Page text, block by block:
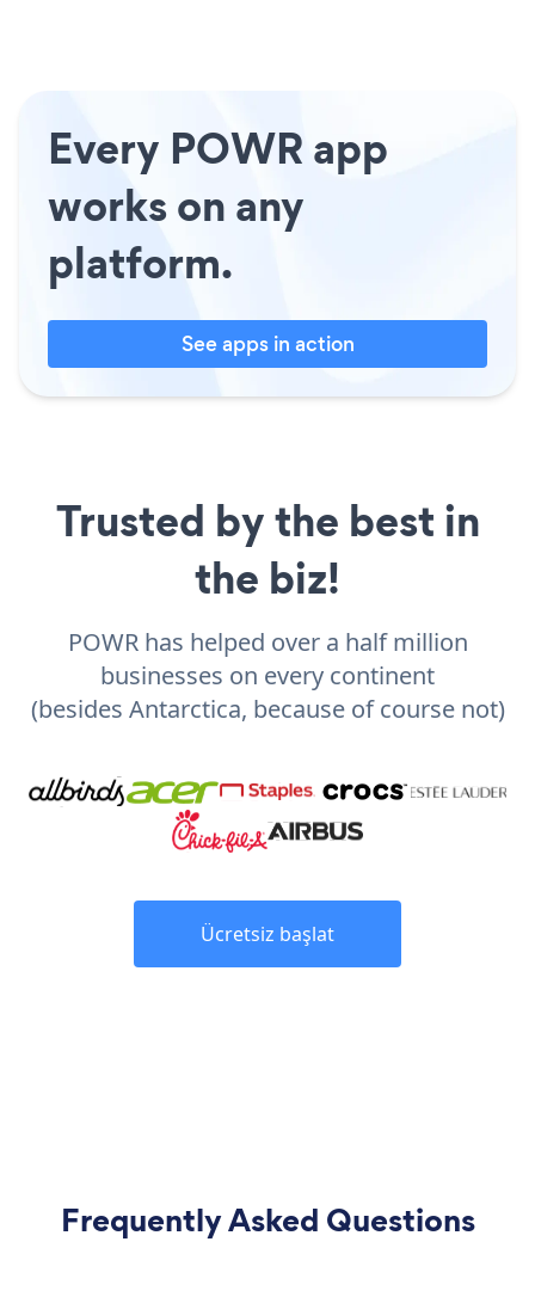
Every POWR app
works on any
platform.
See apps in action
Trusted by the best in
the biz!
POWR has helped over a half million
businesses on every continent
(besides Antarctica, because of course not)
Ücretsiz başlat
Frequently Asked Questions